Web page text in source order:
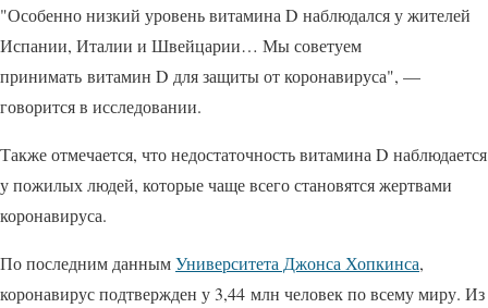
"Особенно низкий уровень витамина D наблюдался у жителей
Испании, Италии и Швейцарии… Мы советуем
принимать витамин D для защиты от коронавируса", —
говорится в исследовании.
Также отмечается, что недостаточность витамина D наблюдается
у пожилых людей, которые чаще всего становятся жертвами
коронавируса.
По последним даннымУниверситета Джонса Хопкинса,
коронавирус подтвержден у 3,44 млн человек по всему миру. Из